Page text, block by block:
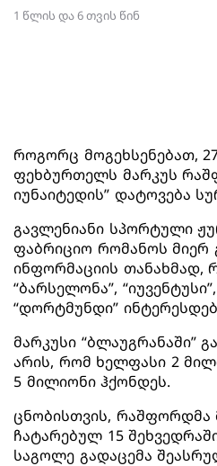
1 წლის და 6 თვის წინ
როგორც მოგეხსენებათ,
ფეხბურთელს მარკუს
იუნაიტედის” დატოვება
გავლენიანი სპორტული
ფაბრიციო რომანოს მიერ
ინფორმაციის თანახმად,
“ბარსელონა”,
“დორტმუნდი”
მარკუსი “ბლაუგრანაში”
არის, რომ ხელფასი 2
5 მილიონი ჰქონდეს.
ცნობისთვის, რაშფორდმა
ჩატარებულ 15
საგოლე გადაცემა